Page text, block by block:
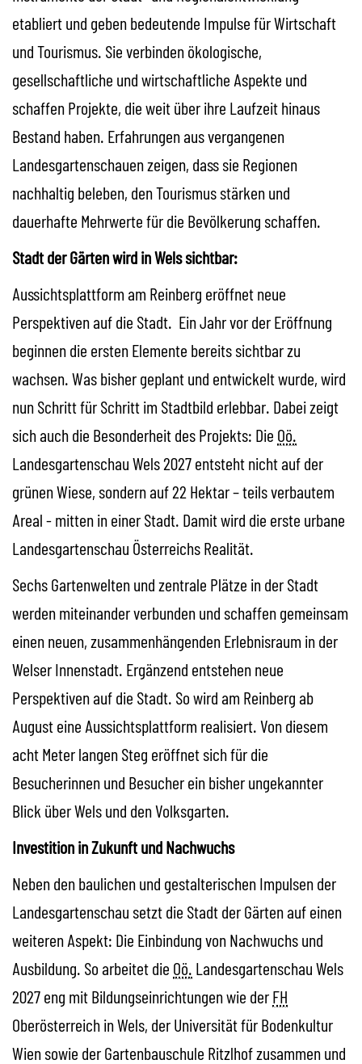
etabliert und geben bedeutende Impulse für Wirtschaft
und Tourismus. Sie verbinden ökologische,
gesellschaftliche und wirtschaftliche Aspekte und
schaffen Projekte, die weit über ihre Laufzeit hinaus
Bestand haben. Erfahrungen aus vergangenen
Landesgartenschauen zeigen, dass sie Regionen
nachhaltig beleben, den Tourismus stärken und
dauerhafte Mehrwerte für die Bevölkerung schaffen.
Stadt der Gärten wird in Wels sichtbar:
Aussichtsplattform am Reinberg eröffnet neue
Perspektiven auf die Stadt. Ein Jahr vor der Eröffnung
beginnen die ersten Elemente bereits sichtbar zu
wachsen. Was bisher geplant und entwickelt wurde, wird
nun Schritt für Schritt im Stadtbild erlebbar. Dabei zeigt
sich auch die Besonderheit des Projekts: Die Oö.
Landesgartenschau Wels 2027 entsteht nicht auf der
grünen Wiese, sondern auf 22 Hektar – teils verbautem
Areal - mitten in einer Stadt. Damit wird die erste urbane
Landesgartenschau Österreichs Realität.
Sechs Gartenwelten und zentrale Plätze in der Stadt
werden miteinander verbunden und schaffen gemeinsam
einen neuen, zusammenhängenden Erlebnisraum in der
Welser Innenstadt. Ergänzend entstehen neue
Perspektiven auf die Stadt. So wird am Reinberg ab
August eine Aussichtsplattform realisiert. Von diesem
acht Meter langen Steg eröffnet sich für die
Besucherinnen und Besucher ein bisher ungekannter
Blick über Wels und den Volksgarten.
Investition in Zukunft und Nachwuchs
Neben den baulichen und gestalterischen Impulsen der
Landesgartenschau setzt die Stadt der Gärten auf einen
weiteren Aspekt: Die Einbindung von Nachwuchs und
Ausbildung. So arbeitet die Oö. Landesgartenschau Wels
2027 eng mit Bildungseinrichtungen wie derFH
Oberösterreich in Wels, der Universität für Bodenkultur
Wien sowie der Gartenbauschule Ritzlhof zusammen und